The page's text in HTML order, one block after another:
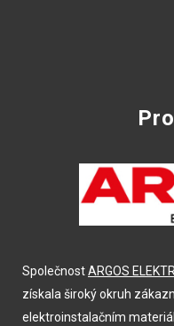
SpolečnostARGOS
získala široký okruh
elektroinstalačním